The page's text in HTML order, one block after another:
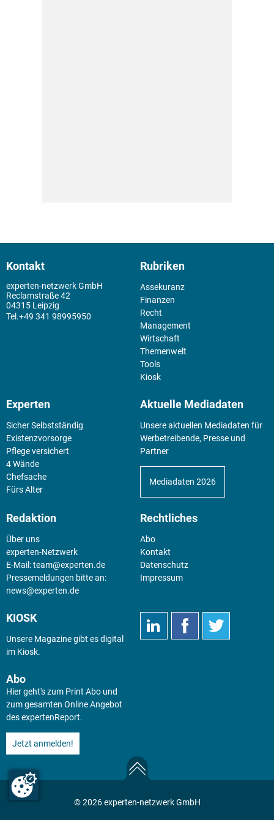
Kontakt
experten-netzwerk GmbH
Reclamstraße 42
04315 Leipzig
+49 341 98995950
Rubriken
Assekuranz
Finanzen
Recht
Management
Wirtschaft
Themenwelt
Tools
Kiosk
Experten
Sicher Selbstständig
Existenz­vorsorge
Pflege versichert
4 Wände
Chefsache
Fürs Alter
Aktuelle Mediadaten
Unsere aktuellen Mediadaten für
Werbetreibende, Presse und
Partner
Mediadaten 2026
Redaktion
Über uns
experten-Netzwerk
E-Mail:team@experten.de
Pressemeldungen bitte an:
news@experten.de
Rechtliches
Abo
Kontakt
Datenschutz
Impressum
KIOSK
Unsere Magazine gibt es digital
im Kiosk.
Abo
Hier geht's zum Print Abo und
zum gesamten Online Angebot
des expertenReport.
Jetzt anmelden!
© 2026 experten-netzwerk GmbH